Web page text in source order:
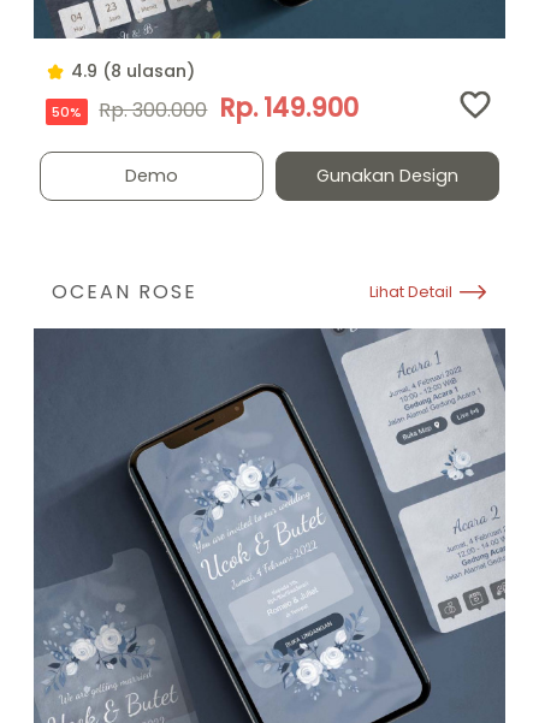
4.9 (8 ulasan)
50% Rp. 300.000 Rp. 149.900
Demo Gunakan Design
OCEAN ROSE Lihat Detail